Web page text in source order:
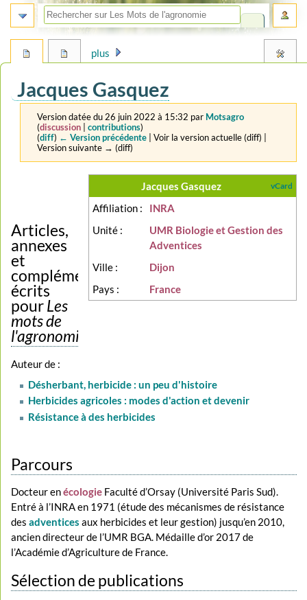
Jacques Gasquez
Version datée du 26 juin 2022 à 15:32 par Motsagro
(discussion |contributions)
(diff) ← Version précédente | Voir la version actuelle (diff) |
Version suivante → (diff)
navigation
recherche
vCard
Jacques Gasquez
Affiliation :
INRA
Unité :
UMR Biologie et Gestion des
Adventices
Ville :
Dijon
Pays :
France
Articles,
annexes
et
compléments
écrits
pourLes
mots de
l'agronomie
Auteur de :
Désherbant, herbicide : un peu d'histoire
Herbicides agricoles : modes d'action et devenir
Résistance à des herbicides
Parcours
Docteur enécologie Faculté d’Orsay (Université Paris Sud).
Entré à l’INRA en 1971 (étude des mécanismes de résistance
desadventices aux herbicides et leur gestion) jusqu’en 2010,
ancien directeur de l’UMR BGA. Médaille d’or 2017 de
l’Académie d’Agriculture de France.
Sélection de publications
plus